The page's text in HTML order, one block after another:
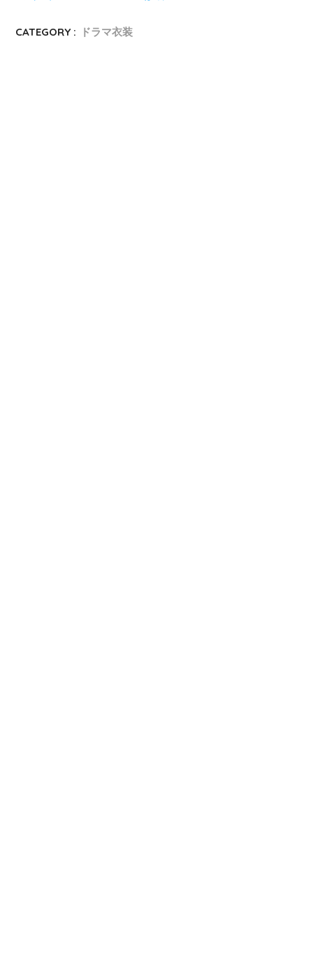
CATEGORY : ドラマ衣装